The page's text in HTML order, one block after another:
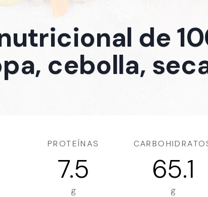
de
cebolla,
PROTEÍNAS
7.5
g
65.1
g